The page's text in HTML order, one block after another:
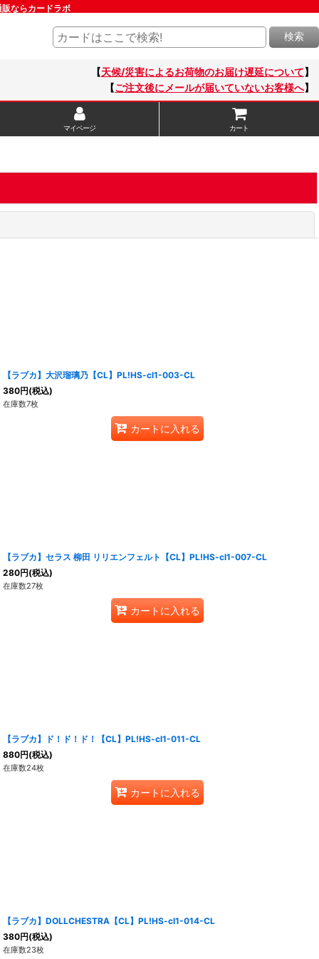
ならカードラボ
検索
【天候/災害によるお荷物のお届け遅延について】
【ご注文後にメールが届いていないお客様へ】
マイページ カート
【ラブカ】大沢瑠璃乃【CL】PL!HS-cl1-003-CL
380円(税込)
在庫数7枚
カートに入れる
【ラブカ】セラス 柳田 リリエンフェルト【CL】PL!HS-cl1-007-CL
280円(税込)
在庫数27枚
カートに入れる
【ラブカ】ド！ド！ド！【CL】PL!HS-cl1-011-CL
880円(税込)
在庫数24枚
カートに入れる
【ラブカ】DOLLCHESTRA【CL】PL!HS-cl1-014-CL
380円(税込)
在庫数23枚